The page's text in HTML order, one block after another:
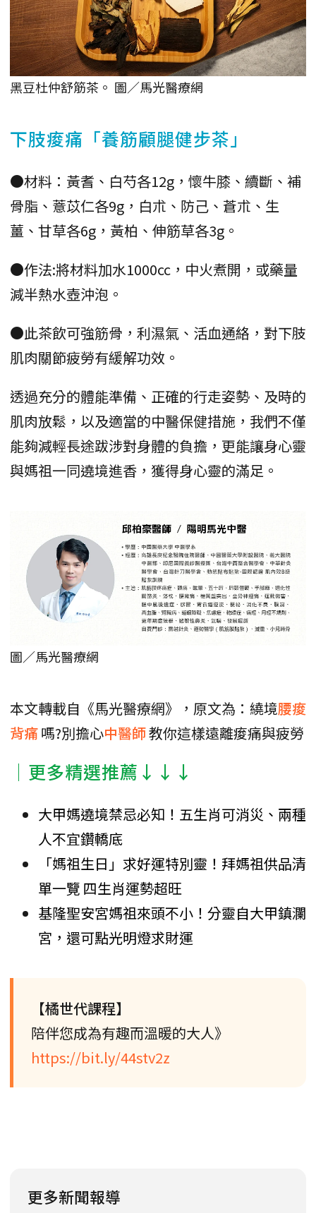
黑豆杜仲舒筋茶。 圖／馬光醫療網
下肢痠痛「養筋顧腿健步茶」
●材料：黃耆、白芍各12g，懷牛膝、續斷、補
骨脂、薏苡仁各9g，白朮、防己、蒼朮、生
薑、甘草各6g，黃柏、伸筋草各3g。
●作法:將材料加水1000cc，中火煮開，或藥量
減半熱水壺沖泡。
●此茶飲可強筋骨，利濕氣、活血通絡，對下肢
肌肉關節疲勞有緩解功效。
透過充分的體能準備、正確的行走姿勢、及時的
肌肉放鬆，以及適當的中醫保健措施，我們不僅
能夠減輕長途跋涉對身體的負擔，更能讓身心靈
與媽祖一同遶境進香，獲得身心靈的滿足。
圖／馬光醫療網
本文轉載自《馬光醫療網》，原文為：繞境腰痠
背痛嗎?別擔心中醫師教你這樣遠離痠痛與疲勞
│更多精選推薦↓↓↓
大甲媽遶境禁忌必知！五生肖可消災、兩種
人不宜鑽轎底
「媽祖生日」求好運特別靈！拜媽祖供品清
單一覽 四生肖運勢超旺
基隆聖安宮媽祖來頭不小！分靈自大甲鎮瀾
宮，還可點光明燈求財運
【橘世代課程】
陪伴您成為有趣而溫暖的大人》
https://bit.ly/44stv2z
更多新聞報導